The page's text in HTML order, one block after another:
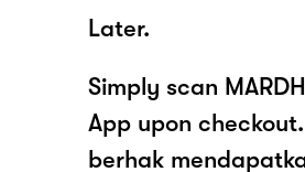
Later.
Simply scan
App upon
berhak